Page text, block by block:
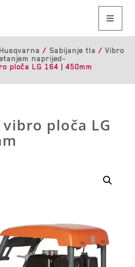
Husqvarna / Sabijanje tla / Vibro
naprijed-
ploča LG 164 | 450mm
ploča LG